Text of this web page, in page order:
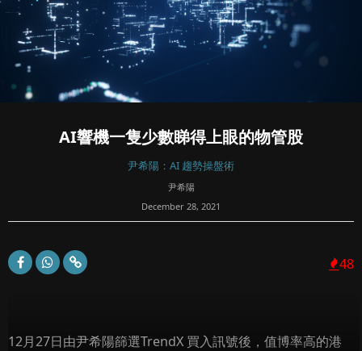
AI響機一隻少數睇得上眼的物管股
尹希陽：AI 趨勢操盤術
尹希陽
December 28, 2021
48
12月27日由尹希陽篩選TrendX 買入訊號後，值博率高的港